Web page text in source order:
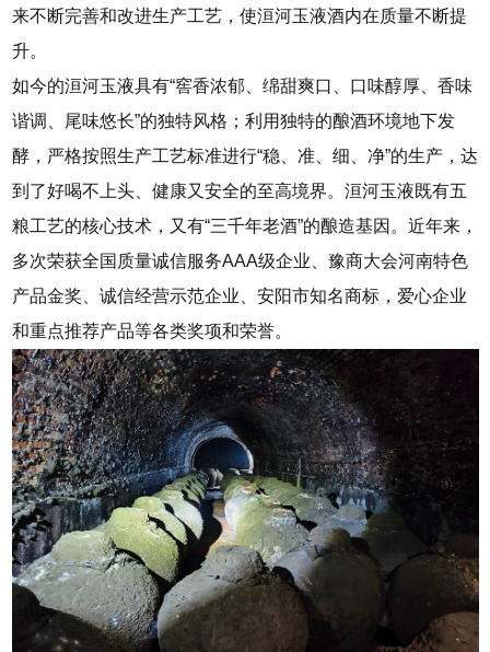
来不断完善和改进生产工艺，使洹河玉液酒内在质量不断提
升。
如今的洹河玉液具有“窖香浓郁、绵甜爽口、口味醇厚、香味
谐调、尾味悠长”的独特风格；利用独特的酿酒环境地下发
酵，严格按照生产工艺标准进行“稳、准、细、净”的生产，达
到了好喝不上头、健康又安全的至高境界。洹河玉液既有五
粮工艺的核心技术，又有“三千年老酒”的酿造基因。近年来，
多次荣获全国质量诚信服务AAA级企业、豫商大会河南特色
产品金奖、诚信经营示范企业、安阳市知名商标，爱心企业
和重点推荐产品等各类奖项和荣誉。